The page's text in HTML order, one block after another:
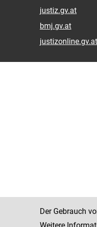
justiz.gv.at
bmj.gv.at
justizonline.gv.at
Der Gebrauch